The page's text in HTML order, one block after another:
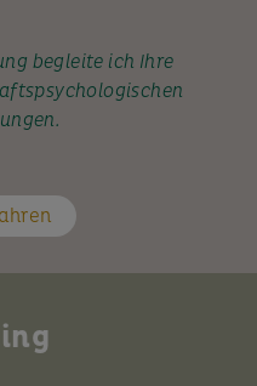
begleite ich Ihre